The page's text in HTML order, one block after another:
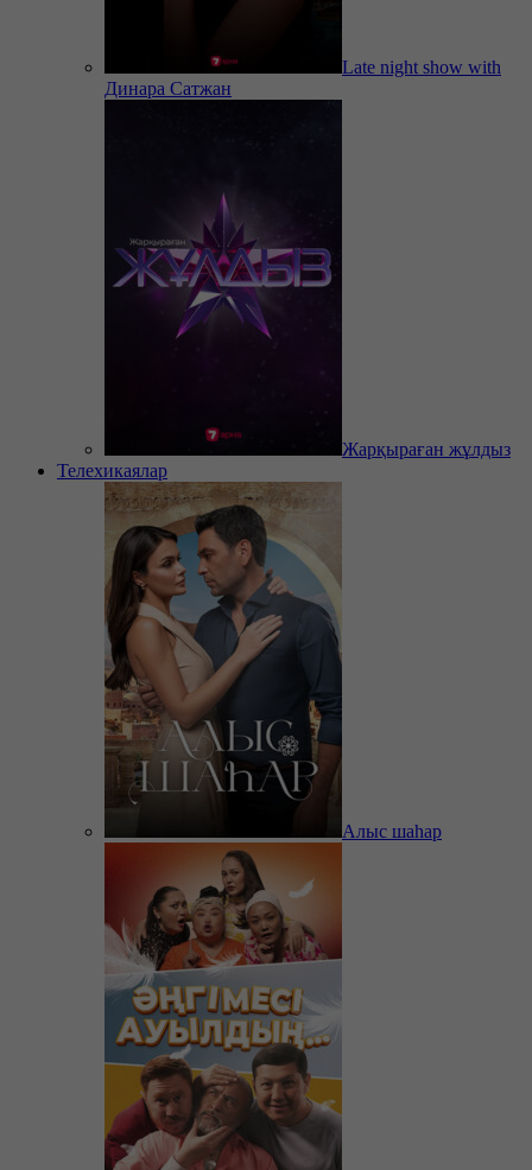
Late night show with
Динара Сатжан
Жарқыраған жұлдыз
Телехикаялар
Алыс шаһар